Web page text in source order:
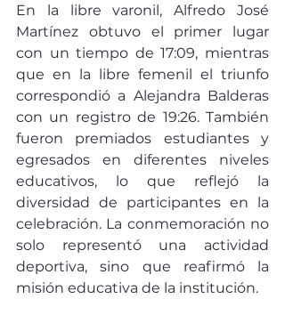
En la libre varonil, Alfredo José
Martínez obtuvo el primer lugar
con un tiempo de 17:09, mientras
que en la libre femenil el triunfo
correspondió a Alejandra Balderas
con un registro de 19:26. También
fueron premiados estudiantes y
egresados en diferentes niveles
educativos, lo que reflejó la
diversidad de participantes en la
celebración. La conmemoración no
solo representó una actividad
deportiva, sino que reafirmó la
misión educativa de la institución.